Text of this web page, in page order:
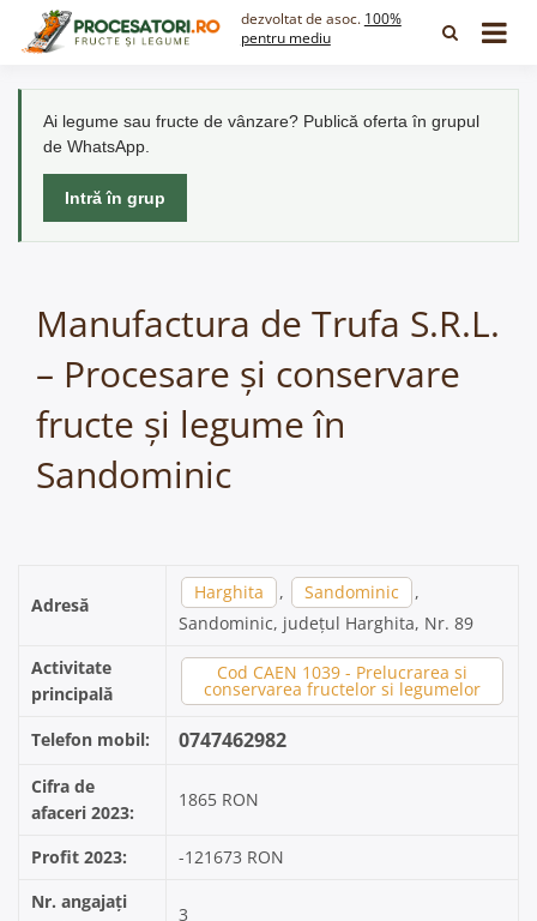
dezvoltat de asoc. 100%
pentru mediu
Ai legume sau fructe de vânzare? Publică oferta în grupul
de WhatsApp.
Intră în grup
Manufactura de Trufa S.R.L.
– Procesare și conservare
fructe și legume în
Sandominic
Adresă
Harghita , Sandominic
,
Sandominic, județul Harghita, Nr. 89
Activitate
principală
Cod CAEN 1039 - Prelucrarea si
conservarea fructelor si legumelor
Telefon mobil: 0747462982
Cifra de
afaceri 2023:
1865 RON
Profit 2023:
-121673 RON
Nr. angajați
3